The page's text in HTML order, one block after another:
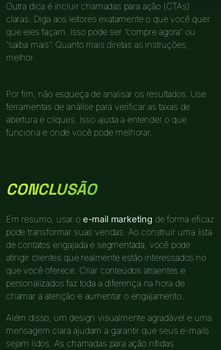
Outra dica é incluir chamadas para ação (CTAs)
claras. Diga aos leitores exatamente o que você quer
que eles façam. Isso pode ser “compre agora” ou
“saiba mais”. Quanto mais diretas as instruções,
melhor.
Por fim, não esqueça de analisar os resultados. Use
ferramentas de análise para verificar as taxas de
abertura e cliques. Isso ajuda a entender o que
funciona e onde você pode melhorar.
CONCLUSÃO
Em resumo, usar o e-mail marketing de forma eficaz
pode transformar suas vendas. Ao construir uma lista
de contatos engajada e segmentada, você pode
atingir clientes que realmente estão interessados no
que você oferece. Criar conteúdos atraentes e
personalizados faz toda a diferença na hora de
chamar a atenção e aumentar o engajamento.
Além disso, um design visualmente agradável e uma
mensagem clara ajudam a garantir que seus e-mails
sejam lidos. As chamadas para ação nítidas